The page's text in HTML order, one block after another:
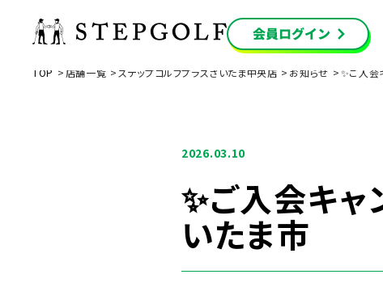
TOP 店舗一覧 ステップゴルフプラスさいたま中央店 お知らせ ✨ご入
2026.03.10
✨ご入会キ
いたま市